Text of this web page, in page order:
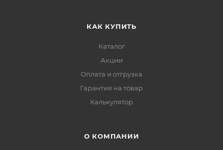
КАК КУПИТЬ
Каталог
Акции
Оплата и отгрузка
Гарантия на товар
Калькулятор
О КОМПАНИИ